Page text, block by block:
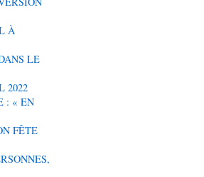
À
LE
2022
: « EN
FÊTE